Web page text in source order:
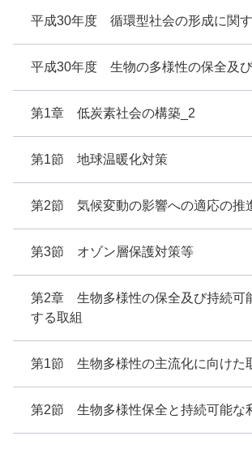
平成30年度 循環型社会の形成に関
平成30年度 生物の多様性の保全及
第1章 低炭素社会の構築_2
第1節 地球温暖化対策
第2節 気候変動の影響への適応の推
第3節 オゾン層保護対策等
第2章 生物多様性の保全及び持続可
する取組
第1節 生物多様性の主流化に向けた
第2節 生物多様性保全と持続可能な